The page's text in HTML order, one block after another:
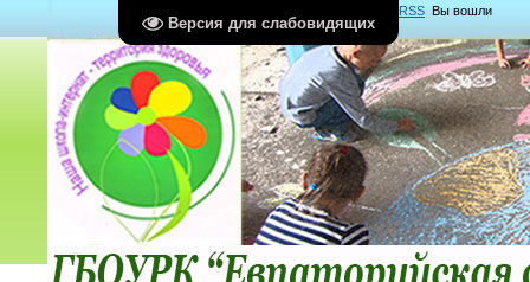
Версия для слабовидящих
RSS Вы вошли
какГость Группа "Гости"